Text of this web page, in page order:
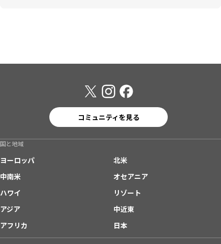
コミュニティを見る
国と地域
ヨーロッパ
北米
中南米
オセアニア
ハワイ
リゾート
アジア
中近東
アフリカ
日本